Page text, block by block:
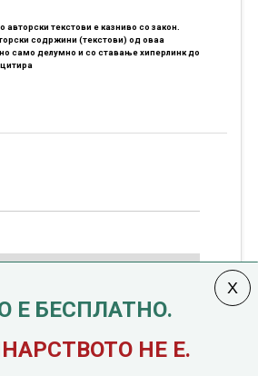
текстови е казниво со закон.
содржини (текстови) од оваа
само делумно и со ставање хиперлинк до
Е БЕСПЛАТНО.
НЕ Е.